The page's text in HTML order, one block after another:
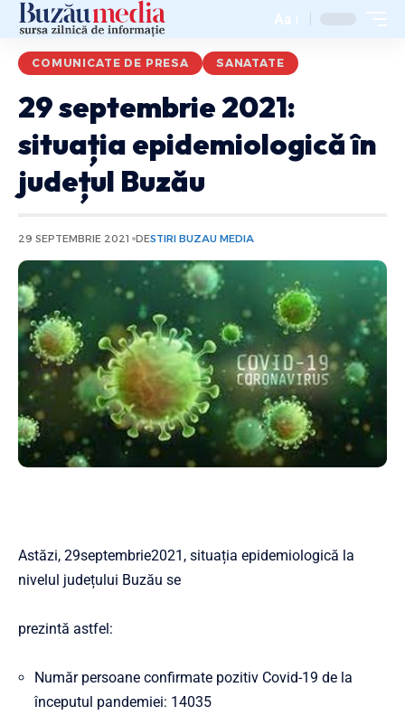
Aa
COMUNICATE DE PRESA SANATATE
29 septembrie 2021:
situația epidemiologică în
județul Buzău
29 SEPTEMBRIE 2021 DESTIRI BUZAU MEDIA
Astăzi, 29septembrie2021, situația epidemiologică la
nivelul județului Buzău se
prezintă astfel:
Număr persoane confirmate pozitiv Covid-19 de la
începutul pandemiei: 14035